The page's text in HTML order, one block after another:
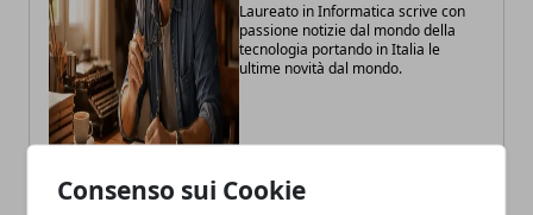
Consenso sui Cookie
Laureato in Informatica scrive con
passione notizie dal mondo della
tecnologia portando in Italia le
ultime novità dal mondo.